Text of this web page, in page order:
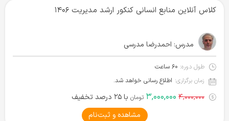
کلاس آنلاین منابع انسانی کنکور ارشد مدیریت ۱۴۰۶
مدرس: احمدرضا مدرسی
طول دوره: ۶۰ ساعت
زمان برگزاری: اطلاع رسانی خواهد شد.
۴,۰۰۰,۰۰۰ ۳,۰۰۰,۰۰۰ تومان با ۲۵ درصد تخفیف
مشاهده و ثبت‌نام